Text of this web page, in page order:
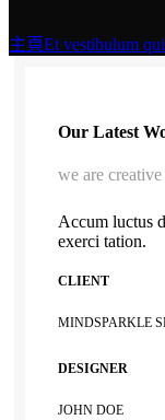
主頁Et vestibulum
Our Latest
we are
Accum luctus
exerci tation.
CLIENT
MINDSPARKLE
DESIGNER
JOHN DOE